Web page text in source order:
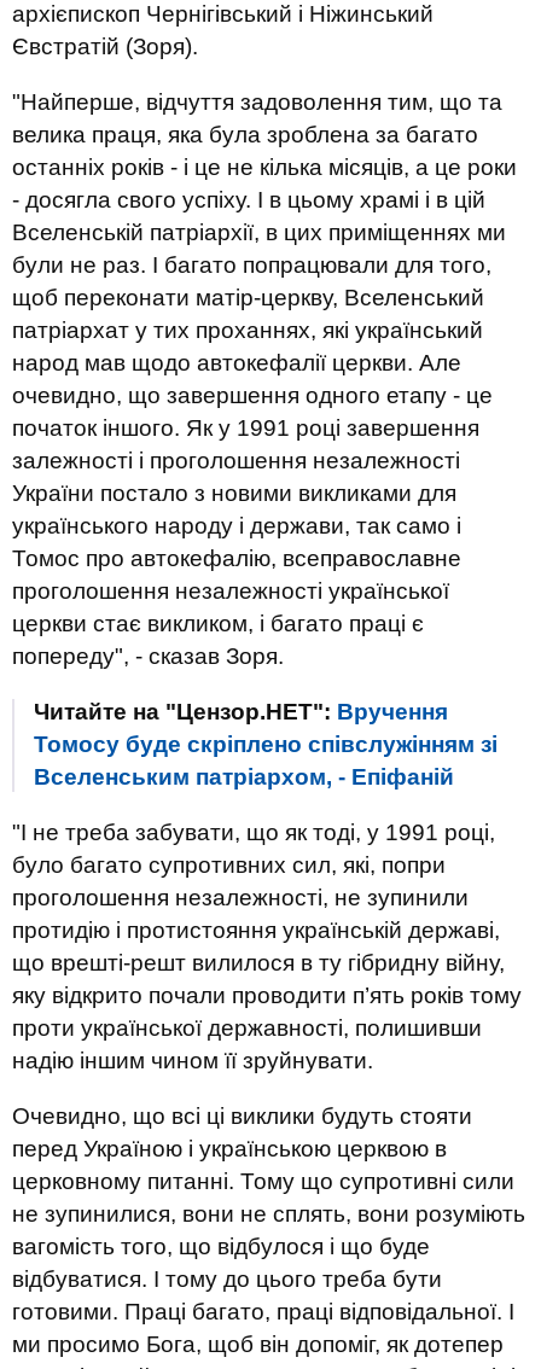
архієпископ Чернігівський і Ніжинський
Євстратій (Зоря).
"Найперше, відчуття задоволення тим, що та
велика праця, яка була зроблена за багато
останніх років - і це не кілька місяців, а це роки
- досягла свого успіху. І в цьому храмі і в цій
Вселенській патріархії, в цих приміщеннях ми
були не раз. І багато попрацювали для того,
щоб переконати матір-церкву, Вселенський
патріархат у тих проханнях, які український
народ мав щодо автокефалії церкви. Але
очевидно, що завершення одного етапу - це
початок іншого. Як у 1991 році завершення
залежності і проголошення незалежності
України постало з новими викликами для
українського народу і держави, так само і
Томос про автокефалію, всеправославне
проголошення незалежності української
церкви стає викликом, і багато праці є
попереду", - сказав Зоря.
Читайте на "Цензор.НЕТ": Вручення
Томосу буде скріплено співслужінням зі
Вселенським патріархом, - Епіфаній
"І не треба забувати, що як тоді, у 1991 році,
було багато супротивних сил, які, попри
проголошення незалежності, не зупинили
протидію і протистояння українській державі,
що врешті-решт вилилося в ту гібридну війну,
яку відкрито почали проводити п’ять років тому
проти української державності, полишивши
надію іншим чином її зруйнувати.
Очевидно, що всі ці виклики будуть стояти
перед Україною і українською церквою в
церковному питанні. Тому що супротивні сили
не зупинилися, вони не сплять, вони розуміють
вагомість того, що відбулося і що буде
відбуватися. І тому до цього треба бути
готовими. Праці багато, праці відповідальної. І
ми просимо Бога, щоб він допоміг, як дотепер